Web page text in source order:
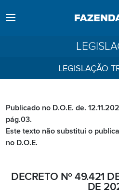
LEGISLAÇÃO
Publicado no D.O.E. de.
pág.03.
Este texto não substitui o
no D.O.E.
DECRETO Nº 49.421
DE